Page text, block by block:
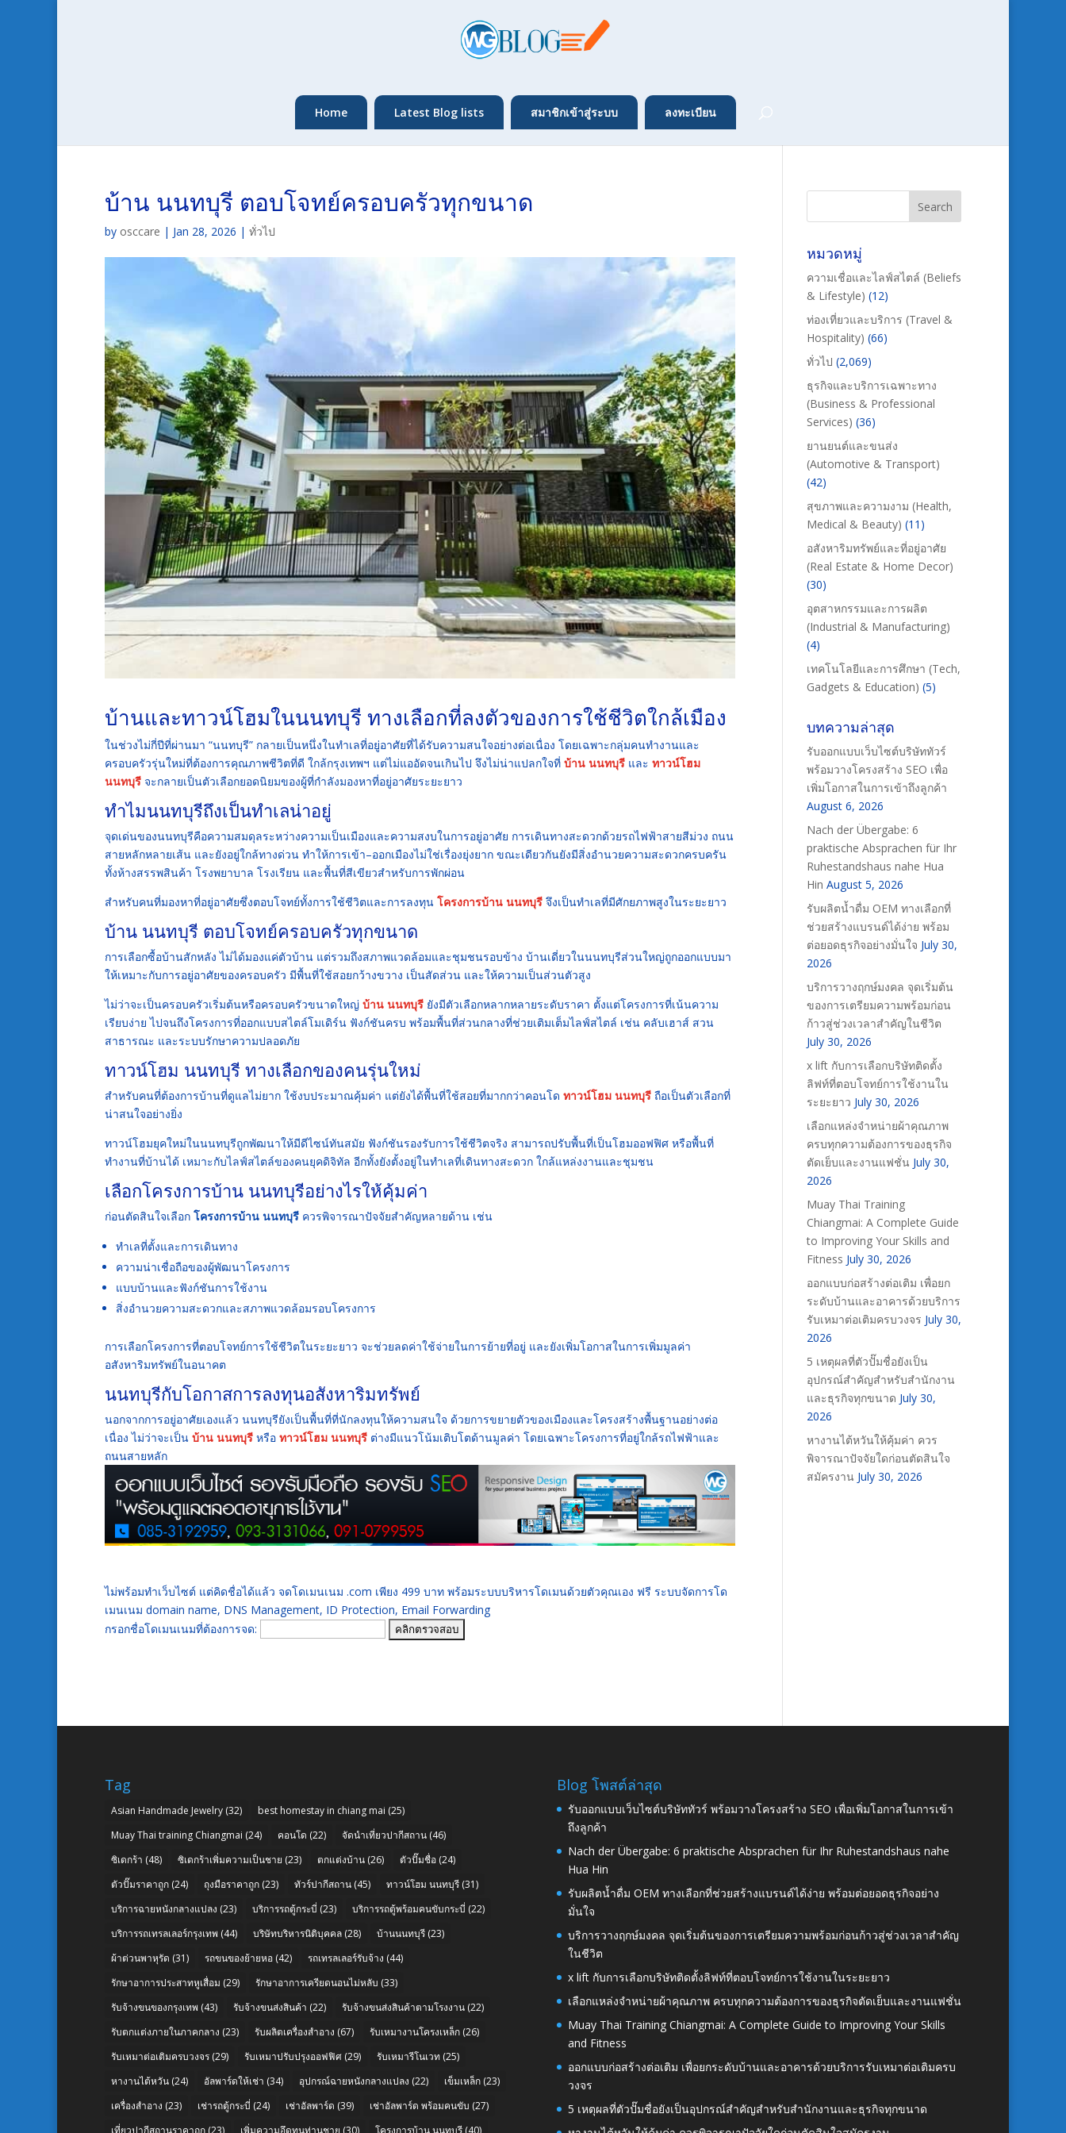
Home Latest Blog lists สมาชิกเข้าสู่ระบบ ลงทะเบียน
บ้าน นนทบุรี ตอบโจทย์ครอบครัวทุกขนาด
by osccare | Jan 28, 2026 | ทั่วไป
บ้านและทาวน์โฮมในนนทบุรี ทางเลือกที่ลงตัวของการใช้ชีวิตใกล้เมือง
ในช่วงไม่กี่ปีที่ผ่านมา “นนทบุรี” กลายเป็นหนึ่งในทำเลที่อยู่อาศัยที่ได้รับความสนใจอย่างต่อเนื่อง โดยเฉพาะกลุ่มคนทำงานและ
ครอบครัวรุ่นใหม่ที่ต้องการคุณภาพชีวิตที่ดี ใกล้กรุงเทพฯ แต่ไม่แออัดจนเกินไป จึงไม่น่าแปลกใจที่ บ้าน นนทบุรี และ ทาวน์โฮม
นนทบุรี จะกลายเป็นตัวเลือกยอดนิยมของผู้ที่กำลังมองหาที่อยู่อาศัยระยะยาว
ทำไมนนทบุรีถึงเป็นทำเลน่าอยู่
จุดเด่นของนนทบุรีคือความสมดุลระหว่างความเป็นเมืองและความสงบในการอยู่อาศัย การเดินทางสะดวกด้วยรถไฟฟ้าสายสีม่วง ถนน
สายหลักหลายเส้น และยังอยู่ใกล้ทางด่วน ทำให้การเข้า–ออกเมืองไม่ใช่เรื่องยุ่งยาก ขณะเดียวกันยังมีสิ่งอำนวยความสะดวกครบครัน
ทั้งห้างสรรพสินค้า โรงพยาบาล โรงเรียน และพื้นที่สีเขียวสำหรับการพักผ่อน
สำหรับคนที่มองหาที่อยู่อาศัยซึ่งตอบโจทย์ทั้งการใช้ชีวิตและการลงทุน โครงการบ้าน นนทบุรี จึงเป็นทำเลที่มีศักยภาพสูงในระยะยาว
บ้าน นนทบุรี ตอบโจทย์ครอบครัวทุกขนาด
การเลือกซื้อบ้านสักหลัง ไม่ได้มองแค่ตัวบ้าน แต่รวมถึงสภาพแวดล้อมและชุมชนรอบข้าง บ้านเดี่ยวในนนทบุรีส่วนใหญ่ถูกออกแบบมา
ให้เหมาะกับการอยู่อาศัยของครอบครัว มีพื้นที่ใช้สอยกว้างขวาง เป็นสัดส่วน และให้ความเป็นส่วนตัวสูง
ไม่ว่าจะเป็นครอบครัวเริ่มต้นหรือครอบครัวขนาดใหญ่ บ้าน นนทบุรี ยังมีตัวเลือกหลากหลายระดับราคา ตั้งแต่โครงการที่เน้นความ
เรียบง่าย ไปจนถึงโครงการที่ออกแบบสไตล์โมเดิร์น ฟังก์ชันครบ พร้อมพื้นที่ส่วนกลางที่ช่วยเติมเต็มไลฟ์สไตล์ เช่น คลับเฮาส์ สวน
สาธารณะ และระบบรักษาความปลอดภัย
ทาวน์โฮม นนทบุรี ทางเลือกของคนรุ่นใหม่
สำหรับคนที่ต้องการบ้านที่ดูแลไม่ยาก ใช้งบประมาณคุ้มค่า แต่ยังได้พื้นที่ใช้สอยที่มากกว่าคอนโด ทาวน์โฮม นนทบุรี ถือเป็นตัวเลือกที่
น่าสนใจอย่างยิ่ง
ทาวน์โฮมยุคใหม่ในนนทบุรีถูกพัฒนาให้มีดีไซน์ทันสมัย ฟังก์ชันรองรับการใช้ชีวิตจริง สามารถปรับพื้นที่เป็นโฮมออฟฟิศ หรือพื้นที่
ทำงานที่บ้านได้ เหมาะกับไลฟ์สไตล์ของคนยุคดิจิทัล อีกทั้งยังตั้งอยู่ในทำเลที่เดินทางสะดวก ใกล้แหล่งงานและชุมชน
เลือกโครงการบ้าน นนทบุรีอย่างไรให้คุ้มค่า
ก่อนตัดสินใจเลือก โครงการบ้าน นนทบุรี ควรพิจารณาปัจจัยสำคัญหลายด้าน เช่น
ทำเลที่ตั้งและการเดินทาง
ความน่าเชื่อถือของผู้พัฒนาโครงการ
แบบบ้านและฟังก์ชันการใช้งาน
สิ่งอำนวยความสะดวกและสภาพแวดล้อมรอบโครงการ
การเลือกโครงการที่ตอบโจทย์การใช้ชีวิตในระยะยาว จะช่วยลดค่าใช้จ่ายในการย้ายที่อยู่ และยังเพิ่มโอกาสในการเพิ่มมูลค่า
อสังหาริมทรัพย์ในอนาคต
นนทบุรีกับโอกาสการลงทุนอสังหาริมทรัพย์
นอกจากการอยู่อาศัยเองแล้ว นนทบุรียังเป็นพื้นที่ที่นักลงทุนให้ความสนใจ ด้วยการขยายตัวของเมืองและโครงสร้างพื้นฐานอย่างต่อ
เนื่อง ไม่ว่าจะเป็น บ้าน นนทบุรี หรือ ทาวน์โฮม นนทบุรี ต่างมีแนวโน้มเติบโตด้านมูลค่า โดยเฉพาะโครงการที่อยู่ใกล้รถไฟฟ้าและ
ถนนสายหลัก
ไม่พร้อมทำเว็บไซต์ แต่คิดชื่อได้แล้ว จดโดเมนเนม .com เพียง 499 บาท พร้อมระบบบริหารโดเมนด้วยตัวคุณเอง ฟรี ระบบจัดการโด
เมนเนม domain name, DNS Management, ID Protection, Email Forwarding
กรอกชื่อโดเมนเนมที่ต้องการจด:
หมวดหมู่
ความเชื่อและไลฟ์สไตล์ (Beliefs
& Lifestyle) (12)
ท่องเที่ยวและบริการ (Travel &
Hospitality) (66)
ทั่วไป (2,069)
ธุรกิจและบริการเฉพาะทาง
(Business & Professional
Services) (36)
ยานยนต์และขนส่ง
(Automotive & Transport)
(42)
สุขภาพและความงาม (Health,
Medical & Beauty) (11)
อสังหาริมทรัพย์และที่อยู่อาศัย
(Real Estate & Home Decor)
(30)
อุตสาหกรรมและการผลิต
(Industrial & Manufacturing)
(4)
เทคโนโลยีและการศึกษา (Tech,
Gadgets & Education) (5)
บทความล่าสุด
รับออกแบบเว็บไซต์บริษัททัวร์
พร้อมวางโครงสร้าง SEO เพื่อ
เพิ่มโอกาสในการเข้าถึงลูกค้า
August 6, 2026
Nach der Übergabe: 6
praktische Absprachen für Ihr
Ruhestandshaus nahe Hua
Hin August 5, 2026
รับผลิตน้ำดื่ม OEM ทางเลือกที่
ช่วยสร้างแบรนด์ได้ง่าย พร้อม
ต่อยอดธุรกิจอย่างมั่นใจ July 30,
2026
บริการวางฤกษ์มงคล จุดเริ่มต้น
ของการเตรียมความพร้อมก่อน
ก้าวสู่ช่วงเวลาสำคัญในชีวิต
July 30, 2026
x lift กับการเลือกบริษัทติดตั้ง
ลิฟท์ที่ตอบโจทย์การใช้งานใน
ระยะยาว July 30, 2026
เลือกแหล่งจำหน่ายผ้าคุณภาพ
ครบทุกความต้องการของธุรกิจ
ตัดเย็บและงานแฟชั่น July 30,
2026
Muay Thai Training
Chiangmai: A Complete Guide
to Improving Your Skills and
Fitness July 30, 2026
ออกแบบก่อสร้างต่อเติม เพื่อยก
ระดับบ้านและอาคารด้วยบริการ
รับเหมาต่อเติมครบวงจร July 30,
2026
5 เหตุผลที่ตัวปั๊มชื่อยังเป็น
อุปกรณ์สำคัญสำหรับสำนักงาน
และธุรกิจทุกขนาด July 30,
2026
หางานไต้หวันให้คุ้มค่า ควร
พิจารณาปัจจัยใดก่อนตัดสินใจ
สมัครงาน July 30, 2026
Tag
Asian Handmade Jewelry (32) best homestay in chiang mai (25)
Muay Thai training Chiangmai (24) คอนโด (22) จัดนำเที่ยวปากีสถาน (46)
ซิเดกร้า (48) ซิเดกร้าเพิ่มความเป็นชาย (23) ตกแต่งบ้าน (26) ตัวปั๊มชื่อ (24)
ตัวปั๊มราคาถูก (24) ถุงมือราคาถูก (23) ทัวร์ปากีสถาน (45) ทาวน์โฮม นนทบุรี (31)
บริการฉายหนังกลางแปลง (23) บริการรถตู้กระบี่ (23) บริการรถตู้พร้อมคนขับกระบี่ (22)
บริการรถเทรลเลอร์กรุงเทพ (44) บริษัทบริหารนิติบุคคล (28) บ้านนนทบุรี (23)
ผ้าต่วนพาหุรัด (31) รถขนของย้ายหอ (42) รถเทรลเลอร์รับจ้าง (44)
รักษาอาการประสาทหูเสื่อม (29) รักษาอาการเครียดนอนไม่หลับ (33)
รับจ้างขนของกรุงเทพ (43) รับจ้างขนส่งสินค้า (22) รับจ้างขนส่งสินค้าตามโรงงาน (22)
รับตกแต่งภายในภาคกลาง (23) รับผลิตเครื่องสำอาง (67) รับเหมางานโครงเหล็ก (26)
รับเหมาต่อเติมครบวงจร (29) รับเหมาปรับปรุงออฟฟิศ (29) รับเหมารีโนเวท (25)
หางานไต้หวัน (24) อัลพาร์ดให้เช่า (34) อุปกรณ์ฉายหนังกลางแปลง (22) เข็มเหล็ก (23)
เครื่องสำอาง (23) เช่ารถตู้กระบี่ (24) เช่าอัลพาร์ด (39) เช่าอัลพาร์ด พร้อมคนขับ (27)
เที่ยวปากีสถานราคาถูก (23) เพิ่มความอึดทนท่านชาย (30) โครงการบ้าน นนทบุรี (40)
Blog โพสต์ล่าสุด
รับออกแบบเว็บไซต์บริษัททัวร์ พร้อมวางโครงสร้าง SEO เพื่อเพิ่มโอกาสในการเข้า
ถึงลูกค้า
Nach der Übergabe: 6 praktische Absprachen für Ihr Ruhestandshaus nahe
Hua Hin
รับผลิตน้ำดื่ม OEM ทางเลือกที่ช่วยสร้างแบรนด์ได้ง่าย พร้อมต่อยอดธุรกิจอย่าง
มั่นใจ
บริการวางฤกษ์มงคล จุดเริ่มต้นของการเตรียมความพร้อมก่อนก้าวสู่ช่วงเวลาสำคัญ
ในชีวิต
x lift กับการเลือกบริษัทติดตั้งลิฟท์ที่ตอบโจทย์การใช้งานในระยะยาว
เลือกแหล่งจำหน่ายผ้าคุณภาพ ครบทุกความต้องการของธุรกิจตัดเย็บและงานแฟชั่น
Muay Thai Training Chiangmai: A Complete Guide to Improving Your Skills
and Fitness
ออกแบบก่อสร้างต่อเติม เพื่อยกระดับบ้านและอาคารด้วยบริการรับเหมาต่อเติมครบ
วงจร
5 เหตุผลที่ตัวปั๊มชื่อยังเป็นอุปกรณ์สำคัญสำหรับสำนักงานและธุรกิจทุกขนาด